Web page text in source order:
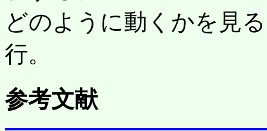
どのように動くかを見
行。
参考文献